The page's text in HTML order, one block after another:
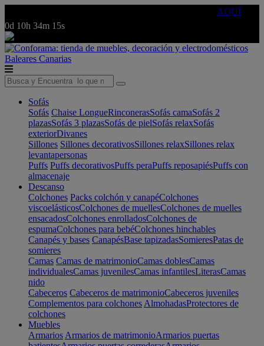
AQUÍ
0d 10h 34m 15s
Baleares Canarias
Sofás
Sofás Chaise LongueRinconerasSofás camaSofás 2
plazasSofás 3 plazasSofás de pielSofás relaxSofás
exteriorDivanes
Sillones Sillones decorativosSillones relaxSillones relax
levantapersonas
Puffs Puffs decorativosPuffs peraPuffs reposapiésPuffs con
almacenaje
Descanso
Colchones Packs colchón y canapéColchones
viscoelásticosColchones de muellesColchones de muelles
ensacadosColchones enrolladosColchones de
espumaColchones para bebéColchones hinchables
Canapés y bases CanapésBase tapizadasSomieresPatas de
somieres
Camas Camas de matrimonioCamas doblesCamas
individualesCamas juvenilesCamas infantilesLiterasCamas
nido
Cabeceros Cabeceros de matrimonioCabeceros juveniles
Complementos para colchones AlmohadasProtectores de
colchones
Muebles
Armarios Armarios de matrimonioArmarios puertas